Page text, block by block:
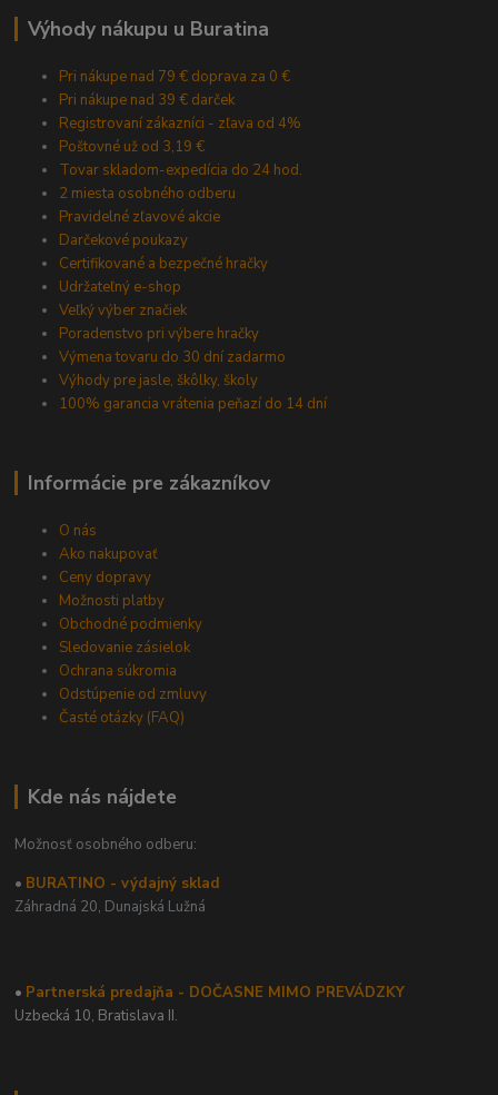
Výhody nákupu u Buratina
Pri nákupe nad 79 € doprava za 0 €
Pri nákupe nad 39 € darček
Registrovaní zákazníci - zľava od 4%
Poštovné už od 3,19 €
Tovar skladom-expedícia do 24 hod.
2 miesta osobného odberu
Pravidelné zľavové akcie
Darčekové poukazy
Certifikované a bezpečné hračky
Udržateľný e-shop
Veľký výber značiek
Poradenstvo pri výbere hračky
Výmena tovaru do 30 dní zadarmo
Výhody pre jasle, škôlky, školy
100% garancia vrátenia peňazí do 14 dní
Informácie pre zákazníkov
O nás
Ako nakupovať
Ceny dopravy
Možnosti platby
Obchodné podmienky
Sledovanie zásielok
Ochrana súkromia
Odstúpenie od zmluvy
Časté otázky (FAQ)
Kde nás nájdete
Možnosť osobného odberu:
• BURATINO - výdajný sklad
Záhradná 20, Dunajská Lužná
• Partnerská predajňa - DOČASNE MIMO PREVÁDZKY
Uzbecká 10, Bratislava II.